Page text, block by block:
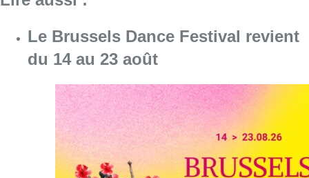
Le Brussels Dance Festival revient
du 14 au 23 août